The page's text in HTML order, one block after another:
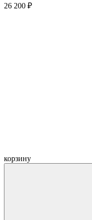
26 200 ₽
корзину